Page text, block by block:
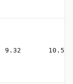
9.32 10.53